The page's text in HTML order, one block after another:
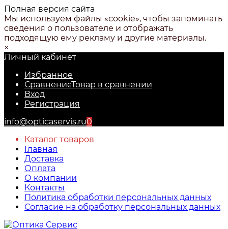
Полная версия сайта
Мы используем файлы «cookie», чтобы запоминать
сведения о пользователе и отображать
подходящую ему рекламу и другие материалы.
×
Личный кабинет
Избранное
СравнениеТовар в сравнении
Вход
Регистрация
info@opticaservis.ru0
Каталог товаров
Главная
Доставка
Оплата
О компании
Контакты
Политика обработки персональных данных
Согласие на обработку персональных данных